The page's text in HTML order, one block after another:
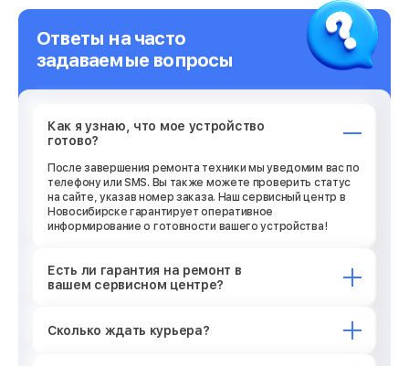
Ответы на часто
задаваемые вопросы
Как я узнаю, что мое устройство
готово?
После завершения ремонта техники мы уведомим вас по
телефону или SMS. Вы также можете проверить статус
на сайте, указав номер заказа. Наш сервисный центр в
Новосибирске гарантирует оперативное
информирование о готовности вашего устройства!
Есть ли гарантия на ремонт в
вашем сервисном центре?
Сколько ждать курьера?